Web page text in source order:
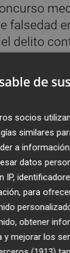
falsedad
delito
el delito
de
socios
similares
a
datos
IP,
para
obtener
y mejorar los